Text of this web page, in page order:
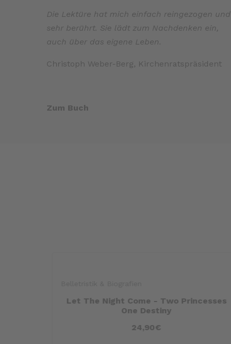
Die Lektüre hat mich einfach reingezogen und
sehr berührt. Sie lädt zum Nachdenken ein,
auch über das eigene Leben.
Christoph Weber-Berg, Kirchenratspräsident
Zum Buch
Let The Night Come - Two Princesses
One Destiny
24,90€